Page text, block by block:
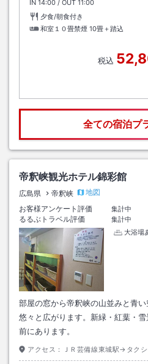
IN チェックイン
14:00 / OUT チェックアウト
11:00
夕食/朝食付き
和室１０畳禁煙 10畳＋踏込
税込
全ての宿泊プ
帝釈峡観光ホテル錦彩館
広島県 帝釈峡
地図
お客様アンケート評価
集計中
るるぶトラベル評価
集計中
大浴場
部屋の窓から帝釈峡の山並みと青
悠々と広がります。新緑・紅葉・
前にあります。
アクセス： ＪＲ芸備線東城駅→タク